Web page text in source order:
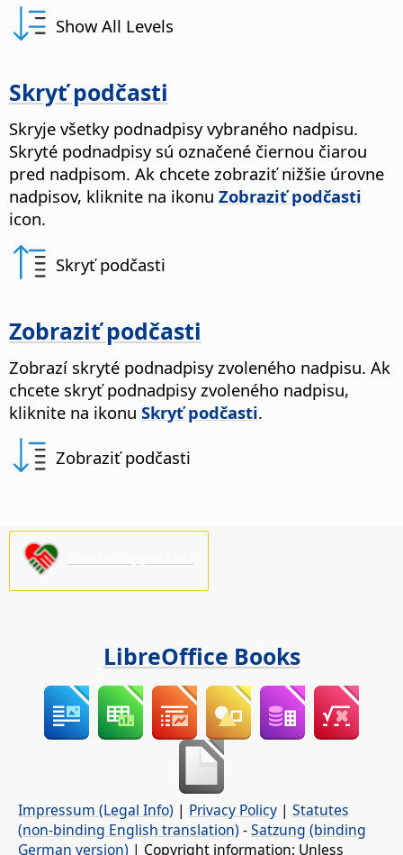
Show All Levels
Skryť podčasti
Skryje všetky podnadpisy vybraného nadpisu.
Skryté podnadpisy sú označené čiernou čiarou
pred nadpisom. Ak chcete zobraziť nižšie úrovne
nadpisov, kliknite na ikonu Zobraziť podčasti
icon.
Skryť podčasti
Zobraziť podčasti
Zobrazí skryté podnadpisy zvoleného nadpisu. Ak
chcete skryť podnadpisy zvoleného nadpisu,
kliknite na ikonu Skryť podčasti.
Zobraziť podčasti
LibreOffice Books
Impressum (Legal Info) | Privacy Policy | Statutes
(non-binding English translation) -Satzung (binding
German version) | Copyright information: Unless